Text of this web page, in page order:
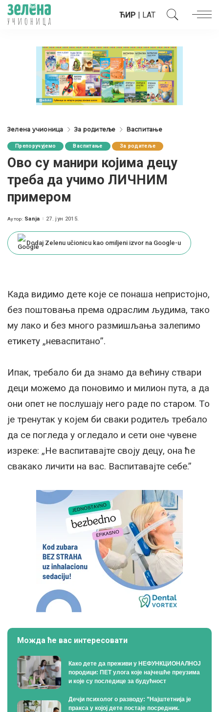
ЋИР | LAT
Зелена учионица За родитеље Васпитање
Препоручујемо Васпитање За родитеље
Ово су манири којима децу
треба да учимо ЛИЧНИМ
примером
Posted
Аутор: Sanja 27. јун 2015.
Dodaj Zelenu učionicu kao omiljeni izvor na Google-u
Када видимо дете које се понаша непристојно,
без поштовања према одраслим људима, тако
му лако и без много размишљања залепимо
етикету „неваспитано”.
Ипак, требало би да знамо да већину ствари
деци можемо да поновимо и милион пута, а да
они опет не послушају него раде по старом. То
је тренутак у којем би сваки родитељ требало
да се погледа у огледало и сети оне чувене
изреке: „Не васпитавајте своју децу, она ће
свакако личити на вас. Васпитавајте себе.”
Можда ће вас интересовати
Како дете да преживи у НЕФУНКЦИОНАЛНОЈ
породици: ПЕТ улога које најчешће преузима
и које су последице за будућност
Дечји психолог о разводу: ”Најштетнија је
пракса у којој дете постаје посредник.